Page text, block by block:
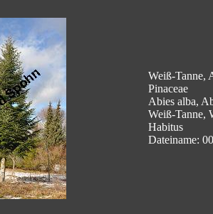
Weiß-Tanne,
Pinaceae
Abies alba,
Weiß-Tanne,
Habitus
Dateiname: